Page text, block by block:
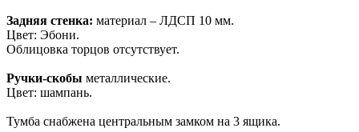
Задняя стенка: материал – ЛДСП 10 мм.
Цвет: Эбони.
Облицовка торцов отсутствует.
Ручки-скобы металлические.
Цвет: шампань.
Тумба снабжена центральным замком на 3 ящика.